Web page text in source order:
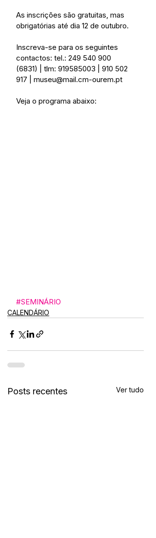
As inscrições são gratuitas, mas
obrigatórias até dia 12 de outubro.
Inscreva-se para os seguintes
contactos: tel.: 249 540 900
(6831) | tlm: 919585003 | 910 502
917 | museu@mail.cm-ourem.pt
Veja o programa abaixo:
#SEMINÁRIO
CALENDÁRIO
Posts recentes Ver tudo